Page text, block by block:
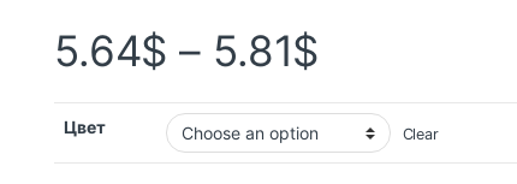
5.64$ – 5.81$
Цвет Clear